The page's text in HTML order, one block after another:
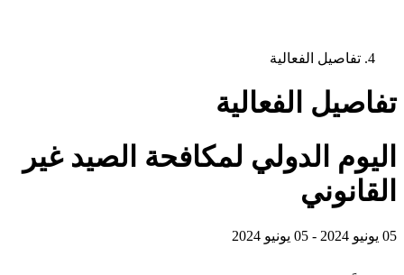
تفاصيل الفعالية
تفاصيل الفعالية
اليوم الدولي لمكافحة الصيد غير
القانوني
05 يونيو 2024 - 05 يونيو 2024